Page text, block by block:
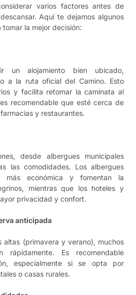
varios factores antes de
Aquí te dejamos algunos
la mejor decisión:
un alojamiento bien ubicado,
a la ruta oficial del Camino. Esto
y facilita retomar la caminata al
recomendable que esté cerca de
y restaurantes.
desde albergues municipales
las comodidades. Los albergues
más económica y fomentan la
mientras que los hoteles y
privacidad y confort.
anticipada
altas (primavera y verano), muchos
rápidamente. Es recomendable
especialmente si se opta por
o casas rurales.